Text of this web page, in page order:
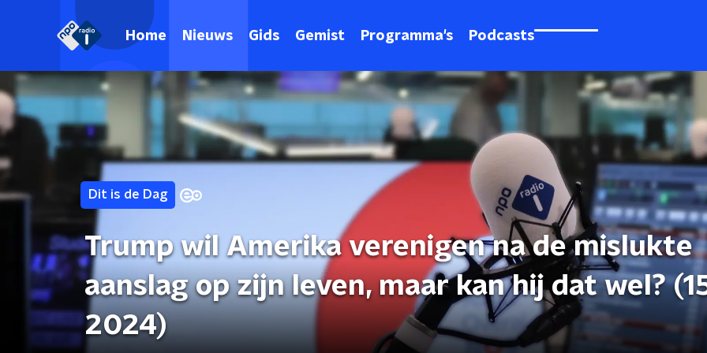
Home Nieuws Gids Gemist Programma's Podcasts
Dit is de Dag
Trump wil Amerika verenigen na de mislukte
aanslag op zijn leven, maar kan hij dat wel?
2024)